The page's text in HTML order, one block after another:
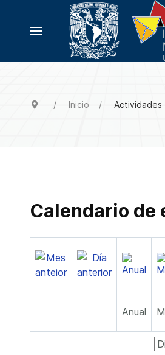
Inicio Actividades
Calendario de
Anual